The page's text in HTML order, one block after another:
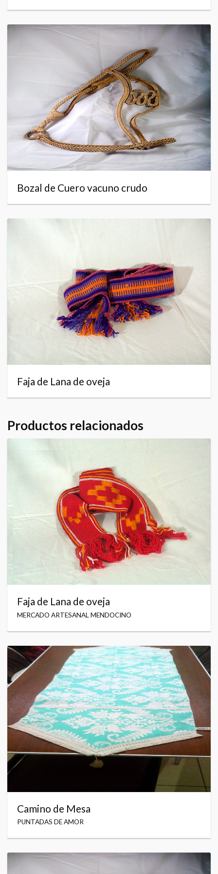
Bozal de Cuero vacuno crudo
Faja de Lana de oveja
Productos relacionados
Faja de Lana de oveja
MERCADO ARTESANAL MENDOCINO
Camino de Mesa
PUNTADAS DE AMOR